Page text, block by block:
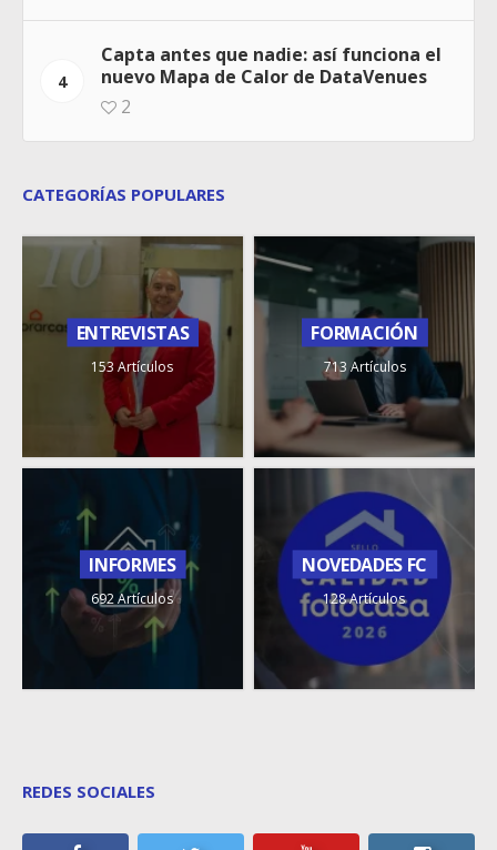
4
Capta antes que nadie: así funciona el
nuevo Mapa de Calor de DataVenues
2
CATEGORÍAS POPULARES
ENTREVISTAS
153 Artículos
FORMACIÓN
713 Artículos
INFORMES
692 Artículos
NOVEDADES FC
128 Artículos
REDES SOCIALES